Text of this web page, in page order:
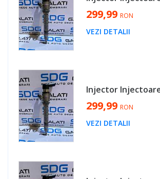
299,99 RON
VEZI DETALII
299,99 RON
VEZI DETALII